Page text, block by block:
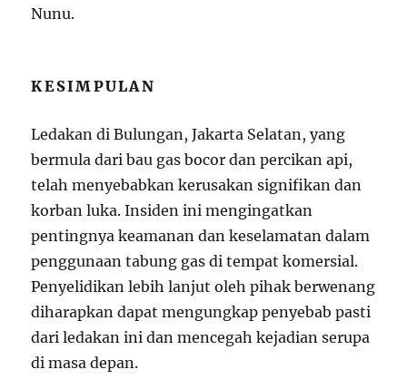
Nunu.
KESIMPULAN
Ledakan di Bulungan, Jakarta Selatan, yang
bermula dari bau gas bocor dan percikan api,
telah menyebabkan kerusakan signifikan dan
korban luka. Insiden ini mengingatkan
pentingnya keamanan dan keselamatan dalam
penggunaan tabung gas di tempat komersial.
Penyelidikan lebih lanjut oleh pihak berwenang
diharapkan dapat mengungkap penyebab pasti
dari ledakan ini dan mencegah kejadian serupa
di masa depan.